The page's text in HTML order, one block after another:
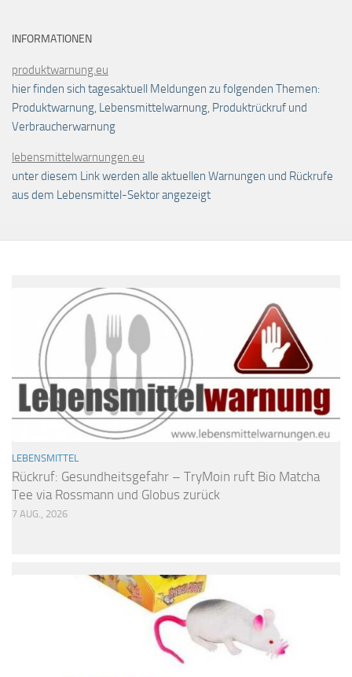
INFORMATIONEN
produktwarnung.eu
hier finden sich tagesaktuell Meldungen zu folgenden Themen:
Produktwarnung, Lebensmittelwarnung, Produktrückruf und
Verbraucherwarnung
lebensmittelwarnungen.eu
unter diesem Link werden alle aktuellen Warnungen und Rückrufe
aus dem Lebensmittel-Sektor angezeigt
LEBENSMITTEL
Rückruf: Gesundheitsgefahr – TryMoin ruft Bio Matcha
Tee via Rossmann und Globus zurück
7 AUG., 2026